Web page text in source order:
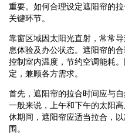
重要。如何合理设定遮阳帘的
关键环节。
靠窗区域因太阳光直射，常常
息体验及办公状态。遮阳帘的
控制室内温度，节约空调能耗
定，兼顾各方需求。
首先，遮阳帘的拉合时间应与
一般来说，上午和下午的太阳
休期间，遮阳帘应适当拉合，
围。